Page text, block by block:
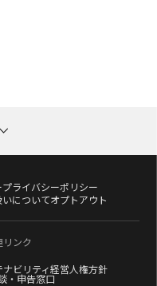
Cookieレス
GPS
プライバシーポリシー
についてオプトアウト
リンク
ビリティ経営人権方針
・申告窓口